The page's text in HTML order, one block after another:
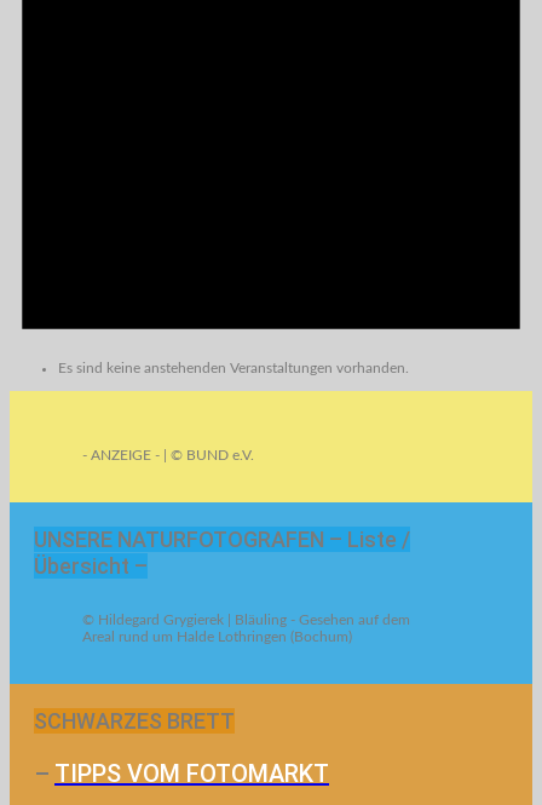
Es sind keine anstehenden Veranstaltungen vorhanden.
- ANZEIGE - | © BUND e.V.
UNSERE NATURFOTOGRAFEN – Liste /
Übersicht –
© Hildegard Grygierek | Bläuling - Gesehen auf dem
Areal rund um Halde Lothringen (Bochum)
SCHWARZES BRETT
– TIPPS VOM FOTOMARKT